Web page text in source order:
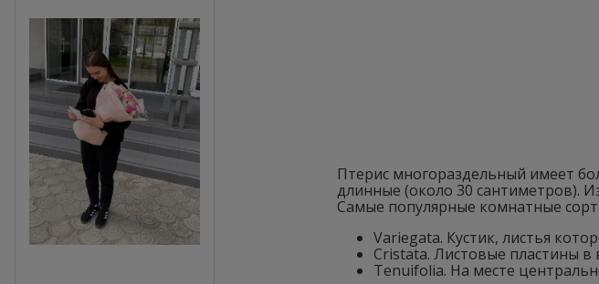
Птерис многораздельный имеет
длинные (около 30 сантиметров).
Самые популярные комнатные
Variegata. Кустик, листья
Cristata. Листовые пластины в
Tenuifolia. На месте